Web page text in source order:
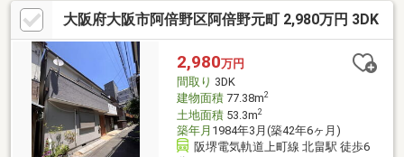
大阪府大阪市阿倍野区阿倍野元町 2,980万円 3DK
2,980万円
間取り 3DK
建物面積77.38m2
土地面積53.3m2
築年月 1984年3月(築42年6ヶ月)
阪堺電気軌道上町線 北畠駅 徒歩6